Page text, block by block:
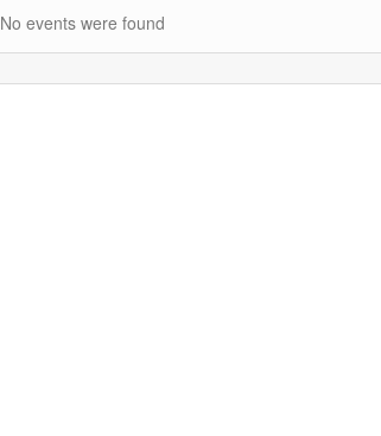
No events were found